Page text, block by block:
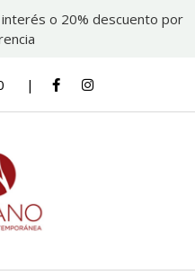
o 20% descuento por